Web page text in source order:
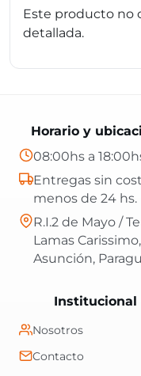
Este producto no
detallada.
Institucional
Nosotros
Contacto
Horario y
08:00hs a
Entregas sin
menos de 24 hs.
R.I.2 de Mayo /
Lamas Carissimo,
Asunción,